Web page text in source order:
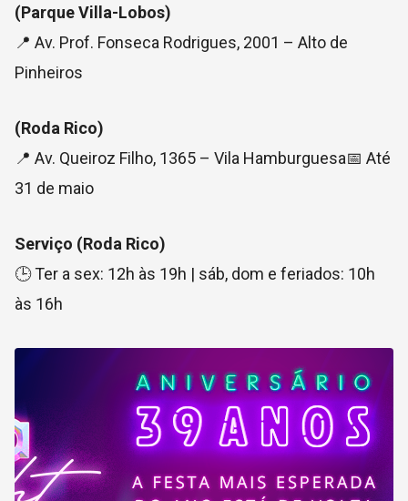
(Parque Villa-Lobos)
📍 Av. Prof. Fonseca Rodrigues, 2001 – Alto de
Pinheiros
(Roda Rico)
📍 Av. Queiroz Filho, 1365 – Vila Hamburguesa📅 Até
31 de maio
Serviço (Roda Rico)
🕒 Ter a sex: 12h às 19h | sáb, dom e feriados: 10h
às 16h